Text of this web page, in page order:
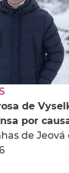
de
por
de Jeová